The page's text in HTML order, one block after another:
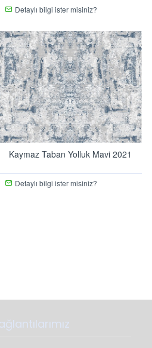
Detaylı bilgi ister misiniz?
Kaymaz Taban Yolluk Mavi 2021
Detaylı bilgi ister misiniz?